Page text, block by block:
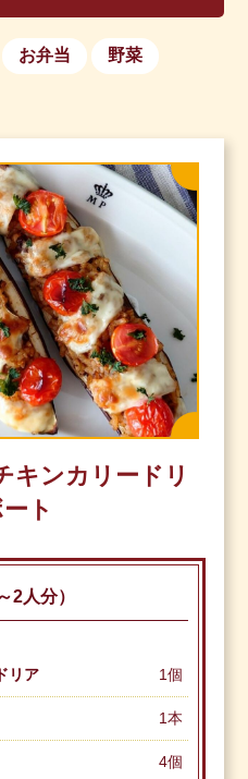
お弁当 野菜
キンカリードリ
ト
2人分）
リア 1個
1本
4個